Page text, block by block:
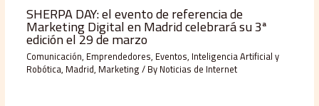
SHERPA DAY: el evento de referencia de
Marketing Digital en Madrid celebrará su 3ª
edición el 29 de marzo
Comunicación, Emprendedores, Eventos, Inteligencia Artificial y
Robótica, Madrid, Marketing/ ByNoticias de Internet